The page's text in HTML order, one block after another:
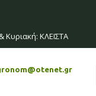
Κυριακή: ΚΛΕΙΣΤΑ